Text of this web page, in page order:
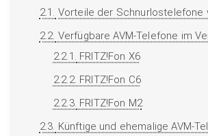
2.1. Vorteile der Schnurlostelefone
2.2. Verfügbare AVM-Telefone im
2.2.1. FRITZ!Fon X6
2.2.2. FRITZ!Fon C6
2.2.3. FRITZ!Fon M2
2.3. Künftige und ehemalige AVM-